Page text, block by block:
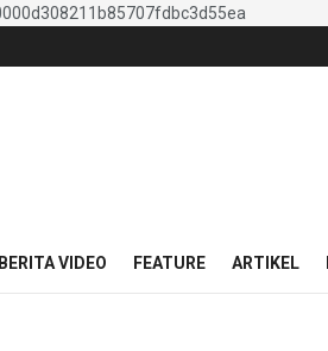
BERITA VIDEO FEATURE ARTIKEL